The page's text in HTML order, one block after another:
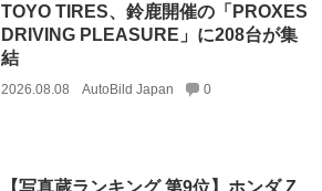
TOYO TIRES、鈴鹿開催の「PROXES
DRIVING PLEASURE」に208台が集
結
2026.08.08 AutoBild Japan 0
【写真蔵ランキング 第9位】ホンダ Z